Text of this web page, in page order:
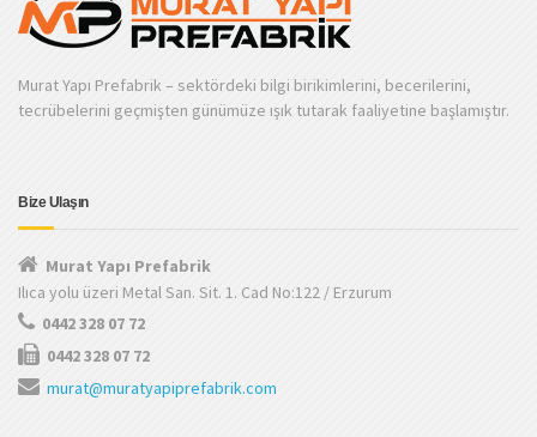
Murat Yapı Prefabrik – sektördeki bilgi birikimlerini, becerilerini,
tecrübelerini geçmişten günümüze ışık tutarak faaliyetine başlamıştır.
Bize Ulaşın
Murat Yapı Prefabrik
Ilıca yolu üzeri Metal San. Sit. 1. Cad No:122 / Erzurum
0442 328 07 72
0442 328 07 72
murat@muratyapiprefabrik.com